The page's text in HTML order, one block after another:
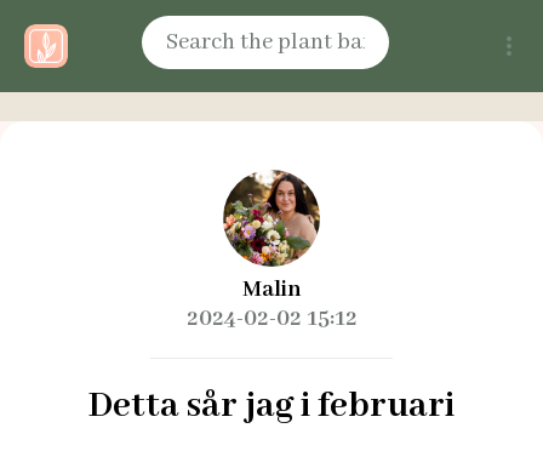
Malin
2024-02-02 15:12
Detta sår jag i februari